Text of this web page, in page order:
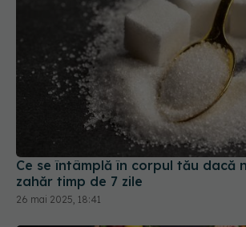
Ce se întâmplă în corpul tău dacă
zahăr timp de 7 zile
26 mai 2025, 18:41